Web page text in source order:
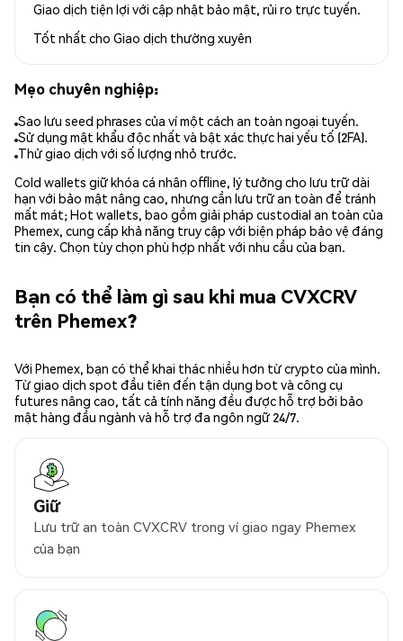
Giao dịch tiện lợi với cập nhật bảo mật, rủi ro trực tuyến.
Tốt nhất cho Giao dịch thường xuyên
Mẹo chuyên nghiệp:
Sao lưu seed phrases của ví một cách an toàn ngoại tuyến.
Sử dụng mật khẩu độc nhất và bật xác thực hai yếu tố (2FA).
Thử giao dịch với số lượng nhỏ trước.
Cold wallets giữ khóa cá nhân offline, lý tưởng cho lưu trữ dài
hạn với bảo mật nâng cao, nhưng cần lưu trữ an toàn để tránh
mất mát; Hot wallets, bao gồm giải pháp custodial an toàn của
Phemex, cung cấp khả năng truy cập với biện pháp bảo vệ đáng
tin cậy. Chọn tùy chọn phù hợp nhất với nhu cầu của bạn.
Bạn có thể làm gì sau khi mua CVXCRV
trên Phemex?
Với Phemex, bạn có thể khai thác nhiều hơn từ crypto của mình.
Từ giao dịch spot đầu tiên đến tận dụng bot và công cụ
futures nâng cao, tất cả tính năng đều được hỗ trợ bởi bảo
mật hàng đầu ngành và hỗ trợ đa ngôn ngữ 24/7.
Giữ
Lưu trữ an toàn CVXCRV trong ví giao ngay Phemex
của bạn